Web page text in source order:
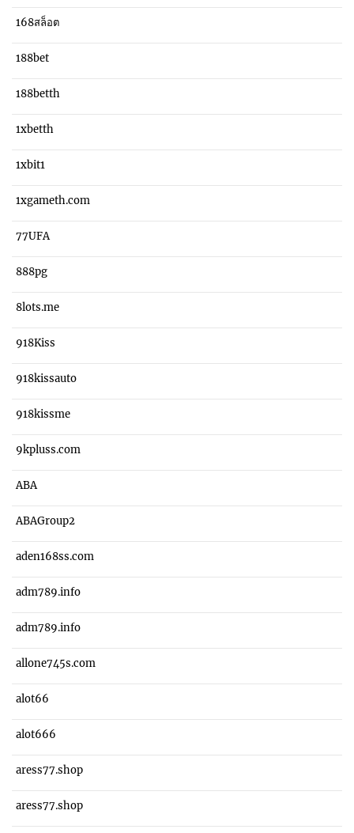
168สล็อต
188bet
188betth
1xbetth
1xbit1
1xgameth.com
77UFA
888pg
8lots.me
918Kiss
918kissauto
918kissme
9kpluss.com
ABA
ABAGroup2
aden168ss.com
adm789.info
adm789.info
allone745s.com
alot66
alot666
aress77.shop
aress77.shop